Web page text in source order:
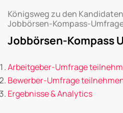
Königsweg zu den
Jobbörsen-Kompass-
Jobbörsen-Kompass
Arbeitgeber-Umfrage
Bewerber-Umfrage
Ergebnisse & Analytics